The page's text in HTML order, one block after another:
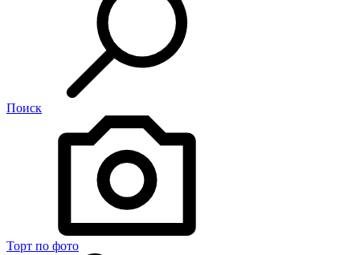
Поиск
Торт по фото